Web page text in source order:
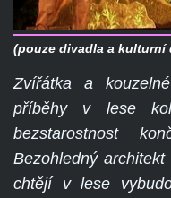
(pouze divadla a kulturní
Zvířátka a
příběhy v lese
bezstarostnost
Bezohledný
chtějí v lese